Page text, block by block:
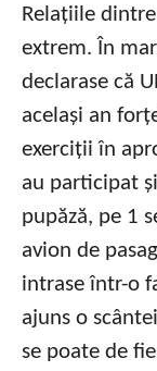
Relațiile dintre
extrem. În
declarase că
același an
exerciții în
au participat
pupăză, pe 1
avion de
intrase într-o
ajuns o
se poate de